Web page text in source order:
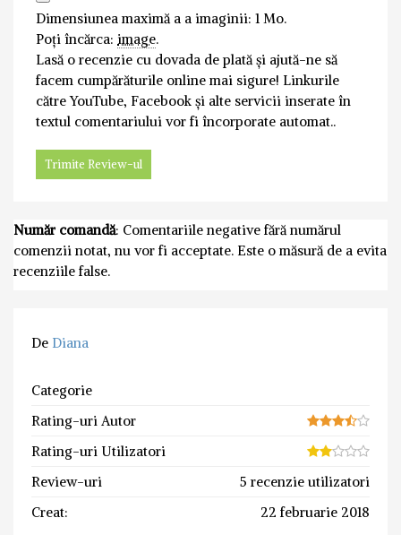
Dimensiunea maximă a a imaginii: 1 Mo.
Poți încărca: image.
Lasă o recenzie cu dovada de plată și ajută-ne să
facem cumpărăturile online mai sigure! Linkurile
către YouTube, Facebook și alte servicii inserate în
textul comentariului vor fi încorporate automat..
Număr comandă: Comentariile negative fără numărul
comenzii notat, nu vor fi acceptate. Este o măsură de a evita
recenziile false.
De Diana
Categorie
Rating-uri Autor
Rating-uri Utilizatori
Review-uri
5 recenzie utilizatori
Creat:
22 februarie 2018